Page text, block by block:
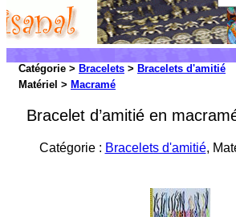
Catégorie > Bracelets > Bracelets d'amitié
Matériel > Macramé
Bracelet d’amitié en
Catégorie : Bracelets d'amitié,